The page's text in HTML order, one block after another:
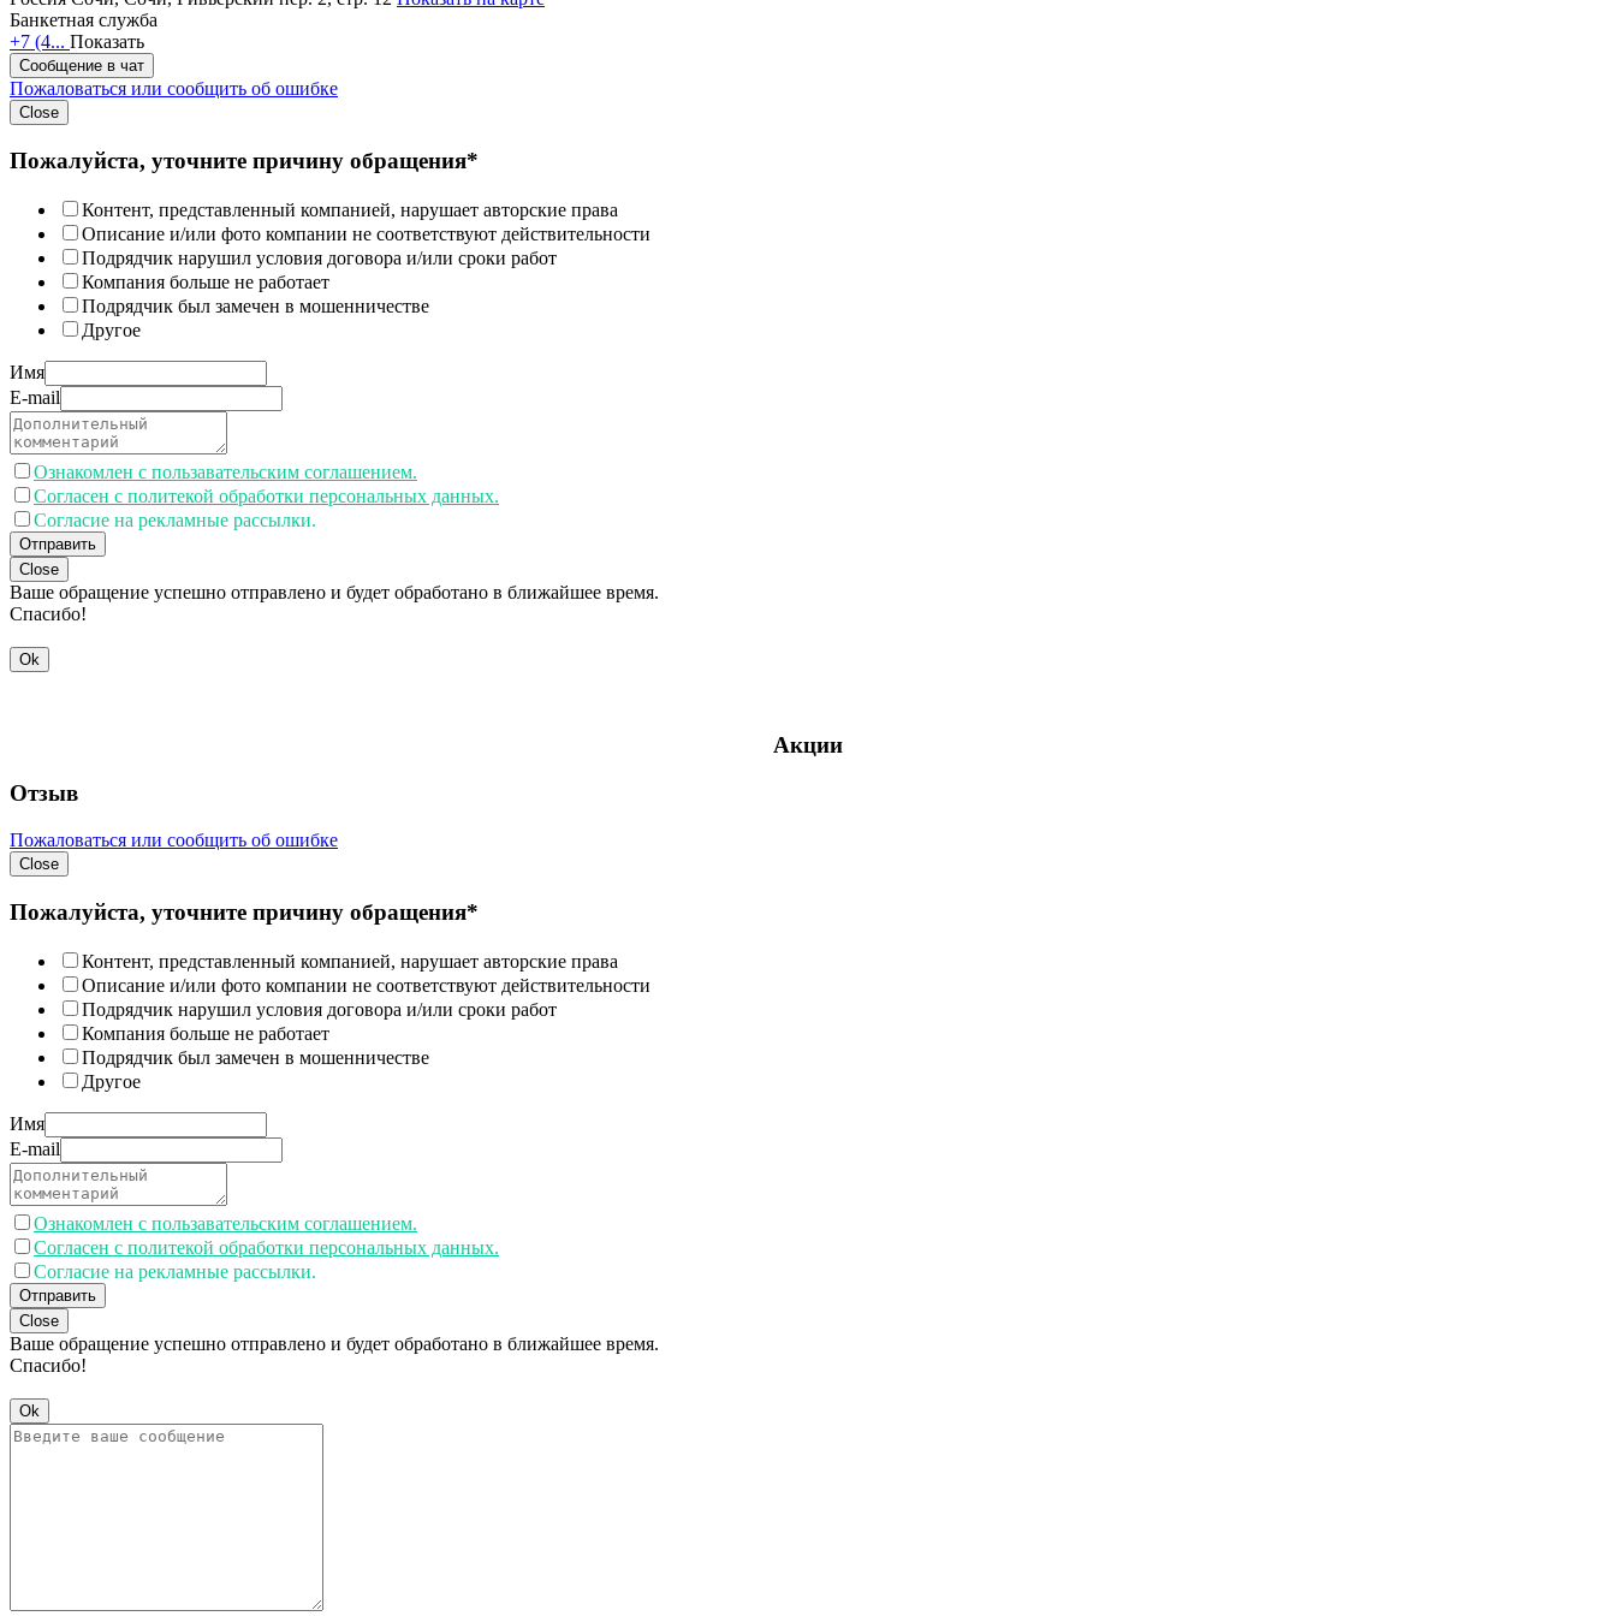
Банкетная служба
+7 (4... Показать
Сообщение в чат
Пожаловаться или сообщить об ошибке
Close
Пожалуйста, уточните причину обращения*
Контент, представленный компанией, нарушает авторские права
Описание и/или фото компании не соответствуют действительности
Подрядчик нарушил условия договора и/или сроки работ
Компания больше не работает
Подрядчик был замечен в мошенничестве
Другое
Имя
E-mail
Ознакомлен с пользавательским соглашением.
Согласен с политекой обработки персональных данных.
Согласие на рекламные рассылки.
Отправить
Close
Ваше обращение успешно отправлено и будет обработано в ближайшее время.
Спасибо!
Ok
Акции
Отзыв
Пожаловаться или сообщить об ошибке
Close
Пожалуйста, уточните причину обращения*
Контент, представленный компанией, нарушает авторские права
Описание и/или фото компании не соответствуют действительности
Подрядчик нарушил условия договора и/или сроки работ
Компания больше не работает
Подрядчик был замечен в мошенничестве
Другое
Имя
E-mail
Ознакомлен с пользавательским соглашением.
Согласен с политекой обработки персональных данных.
Согласие на рекламные рассылки.
Отправить
Close
Ваше обращение успешно отправлено и будет обработано в ближайшее время.
Спасибо!
Ok